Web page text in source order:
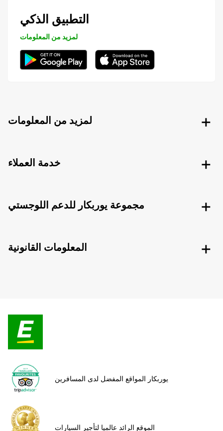
التطبيق الذكي
لمزيد من المعلومات
لمزيد من المعلومات
خدمة العملاء
مجموعة يوربكار للدعم اللوجستي
المعلومات القانونية
يوربكار المواقع المفضل لدى المسافرين
الموقع الرائد عالميا لتأجير السيارات